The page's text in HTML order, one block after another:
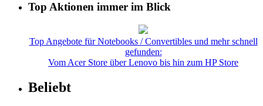
Top Aktionen immer im Blick
Top Angebote für Notebooks / Convertibles und mehr schnell
gefunden:
Vom Acer Store über Lenovo bis hin zum HP Store
Beliebt